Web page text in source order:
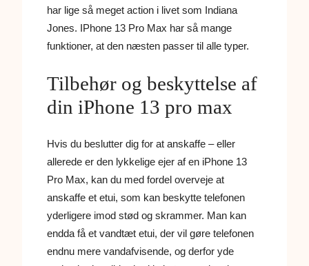
har lige så meget action i livet som Indiana
Jones. IPhone 13 Pro Max har så mange
funktioner, at den næsten passer til alle typer.
Tilbehør og beskyttelse af
din iPhone 13 pro max
Hvis du beslutter dig for at anskaffe – eller
allerede er den lykkelige ejer af en iPhone 13
Pro Max, kan du med fordel overveje at
anskaffe et etui, som kan beskytte telefonen
yderligere imod stød og skrammer. Man kan
endda få et vandtæt etui, der vil gøre telefonen
endnu mere vandafvisende, og derfor yde